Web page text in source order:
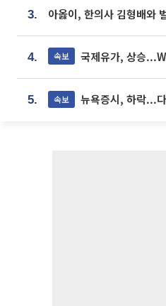
3.
4. 속보 국제유가, 상승
5. 속보 뉴욕증시, 하락...